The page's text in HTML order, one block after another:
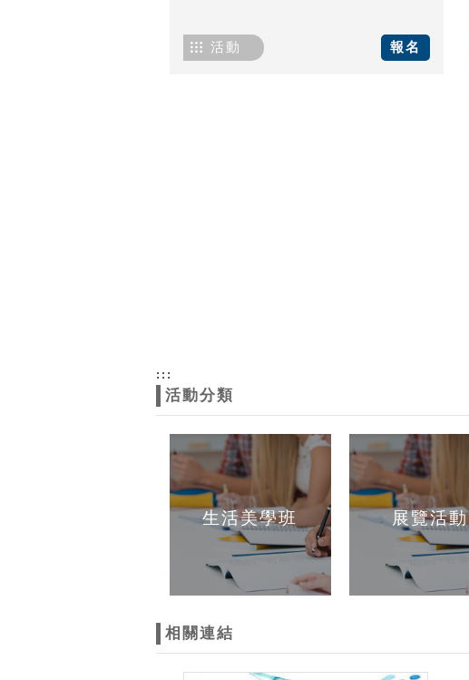
報名
活動
:::
活動分類
生活美學班 展覽活動
相關連結